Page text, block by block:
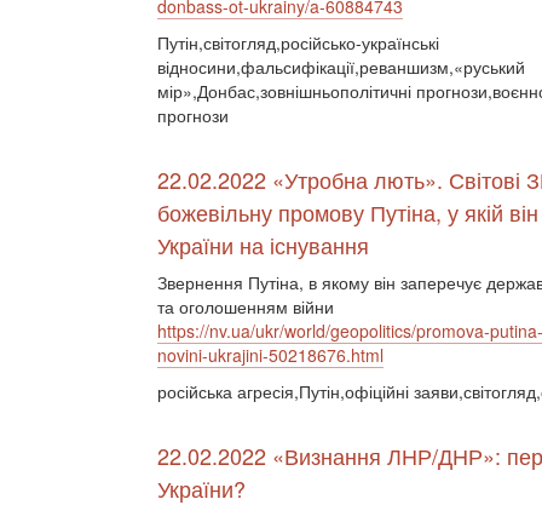
donbass-ot-ukrainy/a-60884743
Путін,світогляд,російсько-українські
відносини,фальсифікації,реваншизм,«руський
мір»,Донбас,зовнішньополітичні
прогнози
22.02.2022 «Утробна лють». Світові
божевільну промову Путіна, у якій
України на існування
Звернення Путіна, в якому він заперечує
та оголошенням війни
https://nv.ua/ukr/world/geopolitics/promova-
novini-ukrajini-50218676.html
російська агресія,Путін,офіційні
22.02.2022 «Визнання ЛНР/ДНР»:
України?